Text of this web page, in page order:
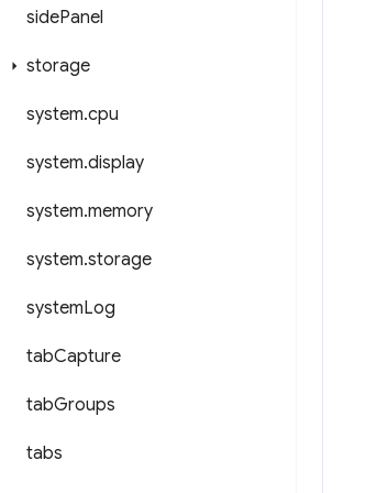
sidePanel
storage
system.cpu
system.display
system.memory
system.storage
systemLog
tabCapture
tabGroups
tabs